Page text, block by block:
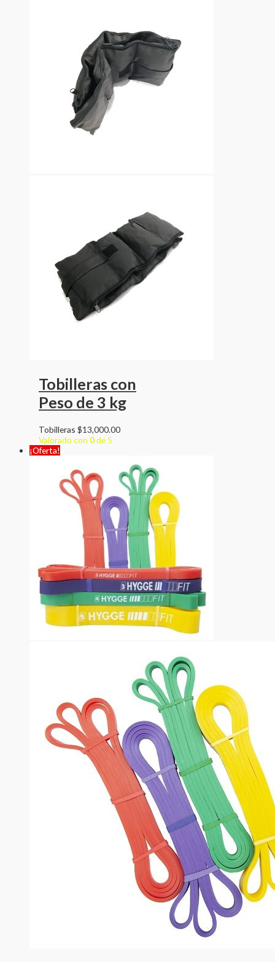
Tobilleras con
Peso de 3 kg
Tobilleras $13,000.00
Valorado con 0de 5
¡Oferta!